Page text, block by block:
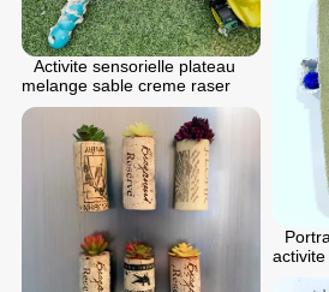
Activite sensorielle plateau
melange sable creme raser